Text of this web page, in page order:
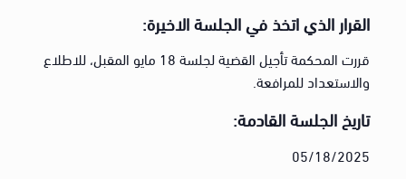
القرار الذي اتخذ في الجلسة الاخيرة:
قررت المحكمة تأجيل القضية لجلسة 18 مايو المقبل، للاطلاع
والاستعداد للمرافعة.
تاريخ الجلسة القادمة:
05/18/2025